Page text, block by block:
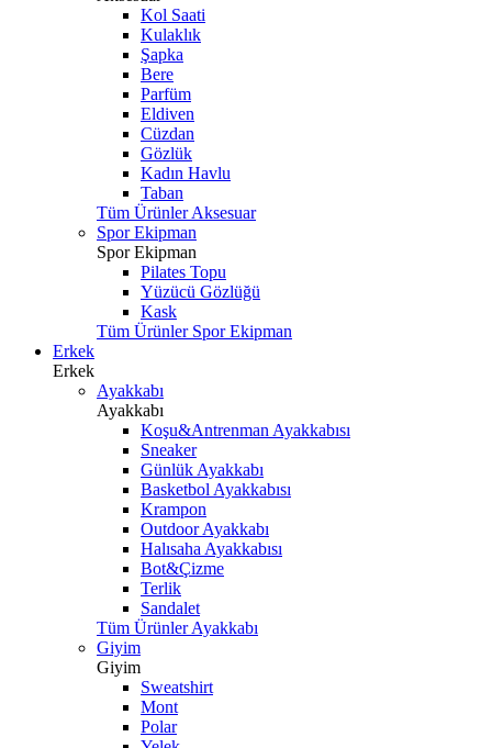
Kol Saati
Kulaklık
Şapka
Bere
Parfüm
Eldiven
Cüzdan
Gözlük
Kadın Havlu
Taban
Tüm Ürünler Aksesuar
Spor Ekipman
Spor Ekipman
Pilates Topu
Yüzücü Gözlüğü
Kask
Tüm Ürünler Spor Ekipman
Erkek
Erkek
Ayakkabı
Ayakkabı
Koşu&Antrenman Ayakkabısı
Sneaker
Günlük Ayakkabı
Basketbol Ayakkabısı
Krampon
Outdoor Ayakkabı
Halısaha Ayakkabısı
Bot&Çizme
Terlik
Sandalet
Tüm Ürünler Ayakkabı
Giyim
Giyim
Sweatshirt
Mont
Polar